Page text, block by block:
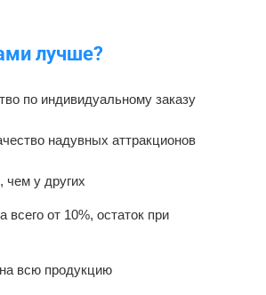
лучше?
по индивидуальному заказу
надувных аттракционов
у других
всего от 10%, остаток при
всю продукцию